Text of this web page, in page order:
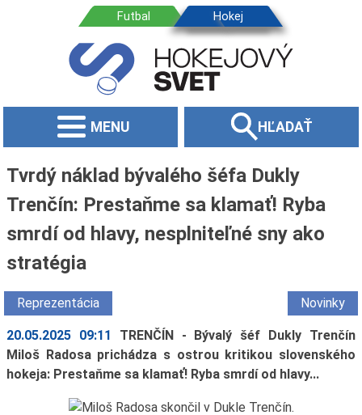
MENU HĽADAŤ
Tvrdý náklad bývalého šéfa Dukly
Trenčín: Prestaňme sa klamať! Ryba
smrdí od hlavy, nesplniteľné sny ako
stratégia
Reprezentácia Novinky
20.05.2025 09:11
TRENČÍN - Bývalý šéf Dukly Trenčín
Miloš Radosa prichádza s ostrou kritikou slovenského
hokeja: Prestaňme sa klamať! Ryba smrdí od hlavy...